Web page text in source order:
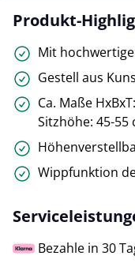
Produkt-
Mit
Gestell aus
Ca. Maße
Sitzhöhe: 45-55
Wippfunktion
Bezahle in 30